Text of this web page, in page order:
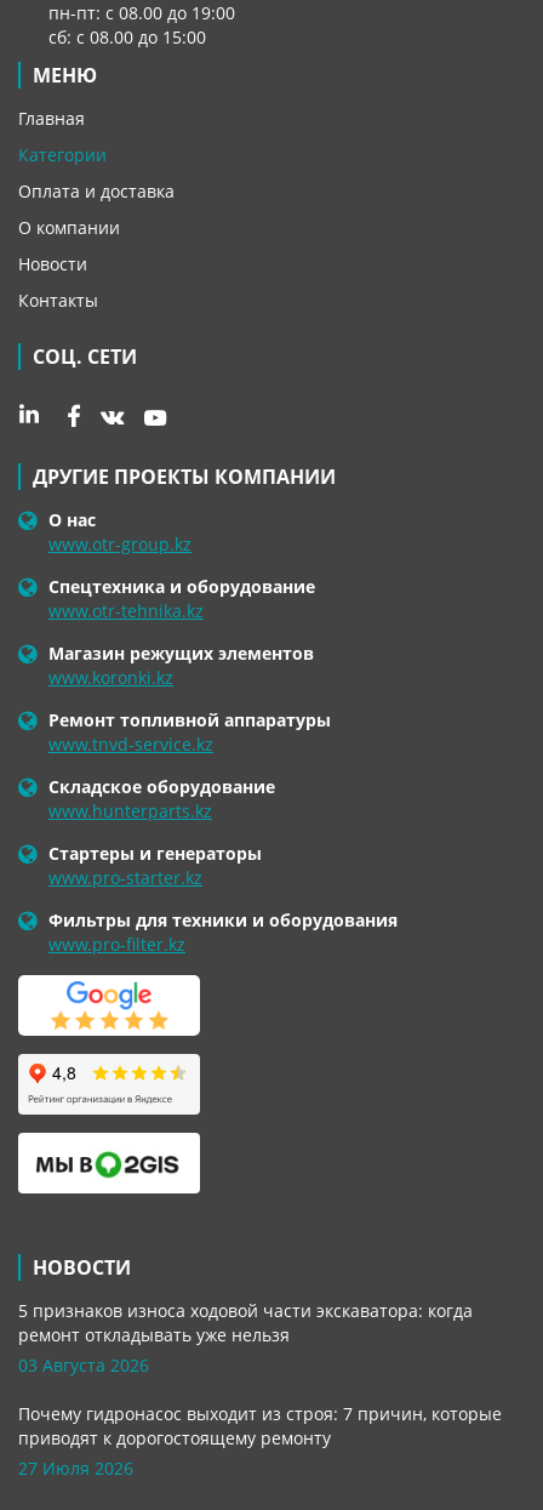
пн-пт: с 08.00 до 19:00
сб: с 08.00 до 15:00
МЕНЮ
Главная
Категории
Оплата и доставка
О компании
Новости
Контакты
СОЦ. СЕТИ
ДРУГИЕ ПРОЕКТЫ КОМПАНИИ
О нас
www.otr-group.kz
Спецтехника и оборудование
www.otr-tehnika.kz
Магазин режущих элементов
www.koronki.kz
Ремонт топливной аппаратуры
www.tnvd-service.kz
Складское оборудование
www.hunterparts.kz
Стартеры и генераторы
www.pro-starter.kz
Фильтры для техники и оборудования
www.pro-filter.kz
НОВОСТИ
5 признаков износа ходовой части экскаватора: когда
ремонт откладывать уже нельзя
03 Августа 2026
Почему гидронасос выходит из строя: 7 причин, которые
приводят к дорогостоящему ремонту
27 Июля 2026